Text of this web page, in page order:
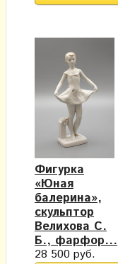
Фигурка
«Юная
балерина»,
скульптор
Велихова С.
Б., фарфор...
28 500 руб.